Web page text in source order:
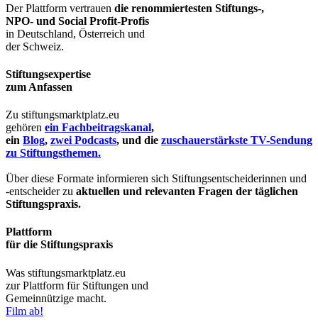
Der Plattform vertrauen die renommiertesten Stiftungs-,
NPO- und Social Profit-Profis
in Deutschland, Österreich und
der Schweiz.
Stiftungsexpertise
zum Anfassen
Zu stiftungsmarktplatz.eu
gehören ein Fachbeitragskanal,
ein Blog, zwei Podcasts, und die zuschauerstärkste TV-Sendung
zu Stiftungsthemen.
Über diese Formate informieren sich Stiftungsentscheiderinnen und
-entscheider zu aktuellen und relevanten Fragen der täglichen
Stiftungspraxis.
Plattform
für die Stiftungspraxis
Was stiftungsmarktplatz.eu
zur Plattform für Stiftungen und
Gemeinnützige macht.
Film ab!